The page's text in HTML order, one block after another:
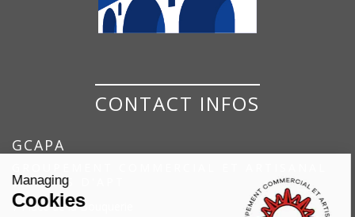
CONTACT INFOS
GCAPA
DU PAYS D'APT
7 Place de la Bouquerie
Managing
Cookies